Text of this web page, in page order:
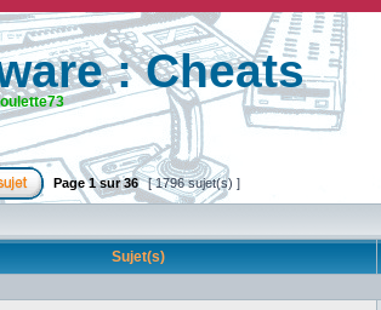
: Cheats
Page1sur36 [ 1796 sujet(s) ]
Sujet(s)